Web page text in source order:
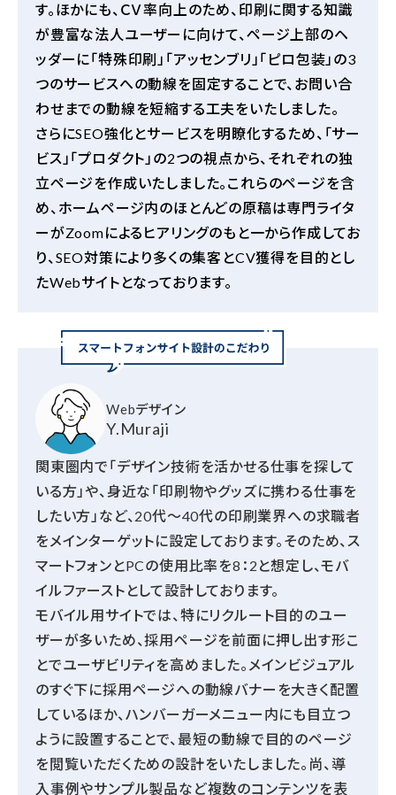
す。ほかにも、ＣＶ率向上のため、印刷に関する知識
が豊富な法人ユーザーに向けて、ページ上部のヘ
ッダーに「特殊印刷」「アッセンブリ」「ピロ包装」の3
つのサービスへの動線を固定することで、お問い合
わせまでの動線を短縮する工夫をいたしました。
さらにSEO強化とサービスを明瞭化するため、「サー
ビス」「プロダクト」の2つの視点から、それぞれの独
立ページを作成いたしました。これらのページを含
め、ホームページ内のほとんどの原稿は専門ライタ
ーがZoomによるヒアリングのもと一から作成してお
り、 SEO対策により多くの集客とCV獲得を目的とし
たWebサイトとなっております。
Webデザイン
Y.Muraji
関東圏内で「デザイン技術を活かせる仕事を探して
いる方」や、身近な「印刷物やグッズに携わる仕事を
したい方」など、20代～40代の印刷業界への求職者
をメインターゲットに設定しております。そのため、ス
マートフォンとPCの使用比率を8：2と想定し、モバ
イルファーストとして設計しております。
モバイル用サイトでは、特にリクルート目的のユー
ザーが多いため、採用ページを前面に押し出す形こ
とでユーザビリティを高めました。メインビジュアル
のすぐ下に採用ページへの動線バナーを大きく配置
しているほか、ハンバーガーメニュー内にも目立つ
ように設置することで、最短の動線で目的のページ
を閲覧いただくための設計をいたしました。尚、導
入事例やサンプル製品など複数のコンテンツを表